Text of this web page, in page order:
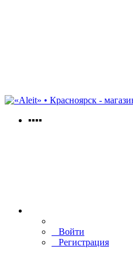
▪▪▪▪
Войти
Регистрация